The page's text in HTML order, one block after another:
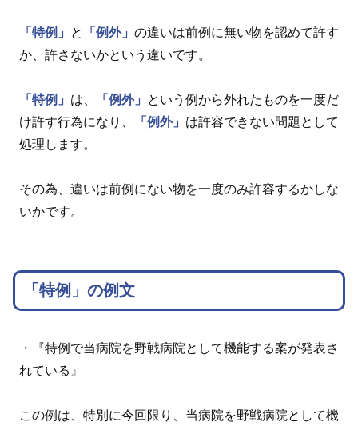
「特例」 と 「例外」 の違いは前例に無い物を認めて許す
か、許さないかという違いです。
「特例」 は、 「例外」
という例から外れたものを一度だ
け許す行為になり、
「例外」 は許容できない問題として
処理します。
その為、違いは前例にない物を一度のみ許容するかしな
いかです。
「特例」の例文
・『特例で当病院を野戦病院として機能する案が発表さ
れている』
この例は、特別に今回限り、当病院を野戦病院として機